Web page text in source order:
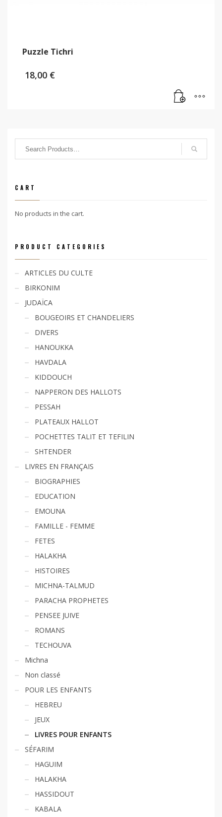
Puzzle Tichri
18,00 €
CART
No products in the cart.
PRODUCT CATEGORIES
ARTICLES DU CULTE
BIRKONIM
JUDAÏCA
BOUGEOIRS ET CHANDELIERS
DIVERS
HANOUKKA
HAVDALA
KIDDOUCH
NAPPERON DES HALLOTS
PESSAH
PLATEAUX HALLOT
POCHETTES TALIT ET TEFILIN
SHTENDER
LIVRES EN FRANÇAIS
BIOGRAPHIES
EDUCATION
EMOUNA
FAMILLE - FEMME
FETES
HALAKHA
HISTOIRES
MICHNA-TALMUD
PARACHA PROPHETES
PENSEE JUIVE
ROMANS
TECHOUVA
Michna
Non classé
POUR LES ENFANTS
HEBREU
JEUX
LIVRES POUR ENFANTS
SÉFARIM
HAGUIM
HALAKHA
HASSIDOUT
KABALA